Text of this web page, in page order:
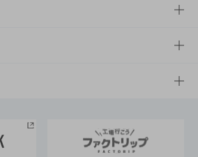
ズ大阪
るサステナビリティ経営